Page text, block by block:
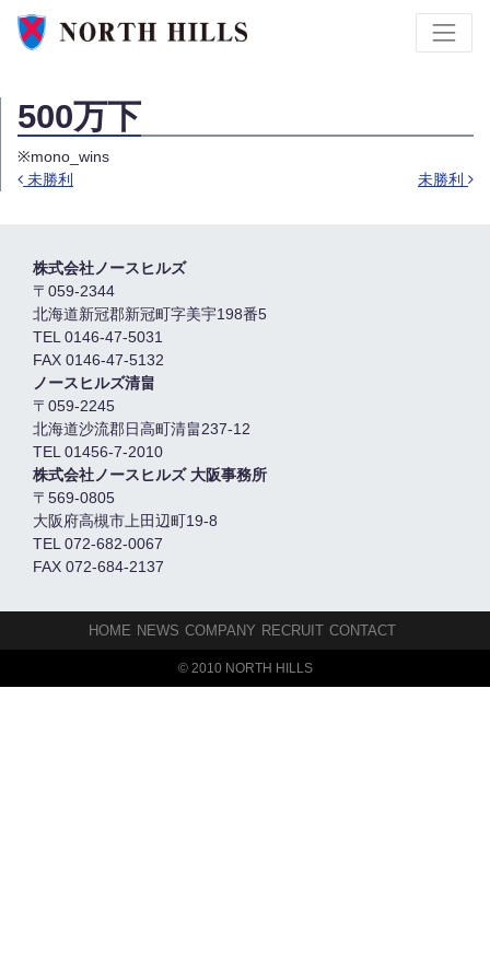
500万下
※mono_wins
未勝利 未勝利
株式会社ノースヒルズ
〒059-2344
北海道新冠郡新冠町字美宇198番5
TEL 0146-47-5031
FAX 0146-47-5132
ノースヒルズ清畠
〒059-2245
北海道沙流郡日高町清畠237-12
TEL 01456-7-2010
株式会社ノースヒルズ 大阪事務所
〒569-0805
大阪府高槻市上田辺町19-8
TEL 072-682-0067
FAX 072-684-2137
HOME NEWS COMPANY RECRUIT CONTACT
© 2010 NORTH HILLS